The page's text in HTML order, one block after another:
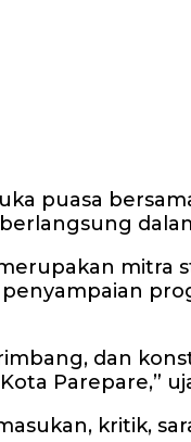
puasa
mitra
dan
Parepare,”
kritik,